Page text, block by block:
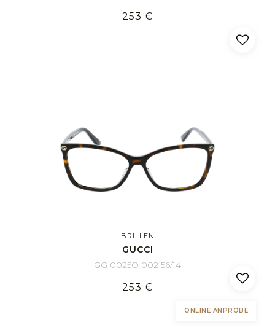
253 €
BRILLEN
GUCCI
GG 0025O 002 56/14
253 €
ONLINE ANPROBE